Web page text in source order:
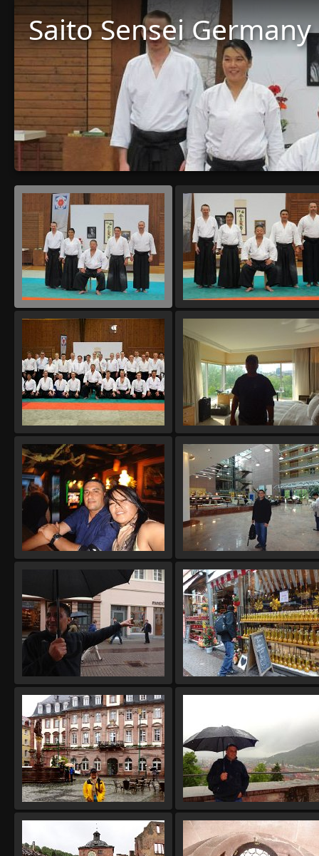
Saito Sensei